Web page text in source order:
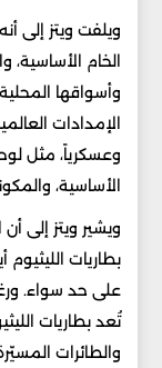
ويلفت ويتز إلى
الخام
وأسواقها
الإمدادات
وعسكرياً، مثل
الأساسية،
ويشير ويتز إلى
بطاريات
على حد سواء.
تُعد بطاريات
والطائرات